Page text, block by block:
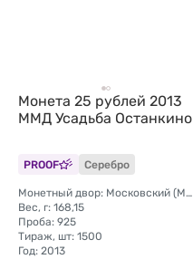
Монета 25 рублей 2013
ММД Усадьба Останкино
PROOF Серебро
Монетный двор: Московский (ММД)
Вес, г: 168,15
Проба: 925
Тираж, шт: 1500
Год: 2013